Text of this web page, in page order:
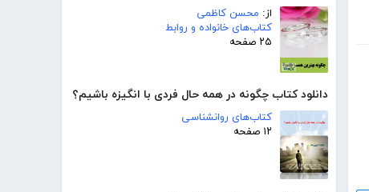
از: محسن کاظمی
کتاب‌های خانواده و روابط
۲۵ صفحه
دانلود کتاب چگونه در همه حال فردی با انگیزه باشیم؟
کتاب‌های روانشناسی
۱۲ صفحه